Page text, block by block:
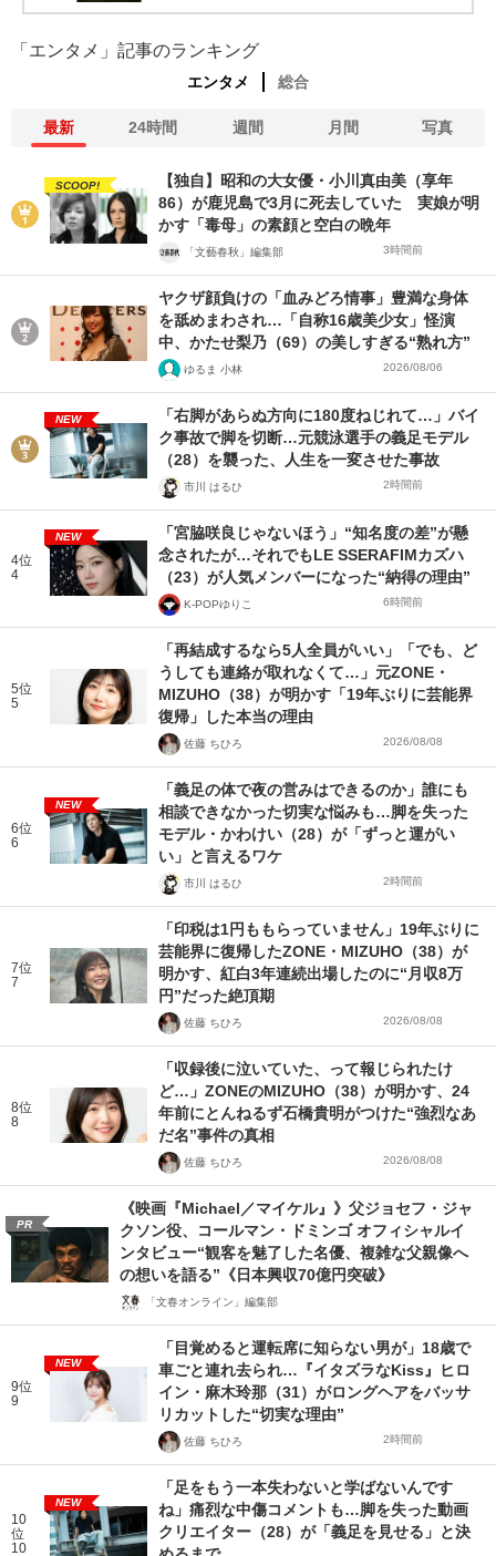
「エンタメ」記事のランキング
エンタメ 総合
最新 24時間 週間 月間 写真
SCOOP!
【独自】昭和の大女優・小川真由美（享年
86）が鹿児島で3月に死去していた 実娘が明
かす「毒母」の素顔と空白の晩年
「文藝春秋」編集部 3時間前
ヤクザ顔負けの「血みどろ情事」豊満な身体
を舐めまわされ…「自称16歳美少女」怪演
中、かたせ梨乃（69）の美しすぎる“熟れ方”
ゆるま 小林 2026/08/06
NEW
「右脚があらぬ方向に180度ねじれて…」バイ
ク事故で脚を切断…元競泳選手の義足モデル
（28）を襲った、人生を一変させた事故
市川 はるひ 2時間前
4位
4
NEW
「宮脇咲良じゃないほう」“知名度の差”が懸
念されたが…それでもLE SSERAFIMカズハ
（23）が人気メンバーになった“納得の理由”
K-POPゆりこ 6時間前
5位
5
「再結成するなら5人全員がいい」「でも、ど
うしても連絡が取れなくて…」元ZONE・
MIZUHO（38）が明かす「19年ぶりに芸能界
復帰」した本当の理由
佐藤 ちひろ 2026/08/08
6位
6
NEW
「義足の体で夜の営みはできるのか」誰にも
相談できなかった切実な悩みも…脚を失った
モデル・かわけい（28）が「ずっと運がい
い」と言えるワケ
市川 はるひ 2時間前
7位
7
「印税は1円ももらっていません」19年ぶりに
芸能界に復帰したZONE・MIZUHO（38）が
明かす、紅白3年連続出場したのに“月収8万
円”だった絶頂期
佐藤 ちひろ 2026/08/08
8位
8
「収録後に泣いていた、って報じられたけ
ど…」ZONEのMIZUHO（38）が明かす、24
年前にとんねるず石橋貴明がつけた“強烈なあ
だ名”事件の真相
佐藤 ちひろ 2026/08/08
PR
《映画『Michael／マイケル』》父ジョセフ・ジャ
クソン役、コールマン・ドミンゴ オフィシャルイ
ンタビュー“観客を魅了した名優、複雑な父親像へ
の想いを語る”《日本興収70億円突破》
「文春オンライン」編集部
9位
9
NEW
「目覚めると運転席に知らない男が」18歳で
車ごと連れ去られ…『イタズラなKiss』ヒロ
イン・麻木玲那（31）がロングヘアをバッサ
リカットした“切実な理由”
佐藤 ちひろ 2時間前
10
位
10
NEW
「足をもう一本失わないと学ばないんです
ね」痛烈な中傷コメントも…脚を失った動画
クリエイター（28）が「義足を見せる」と決